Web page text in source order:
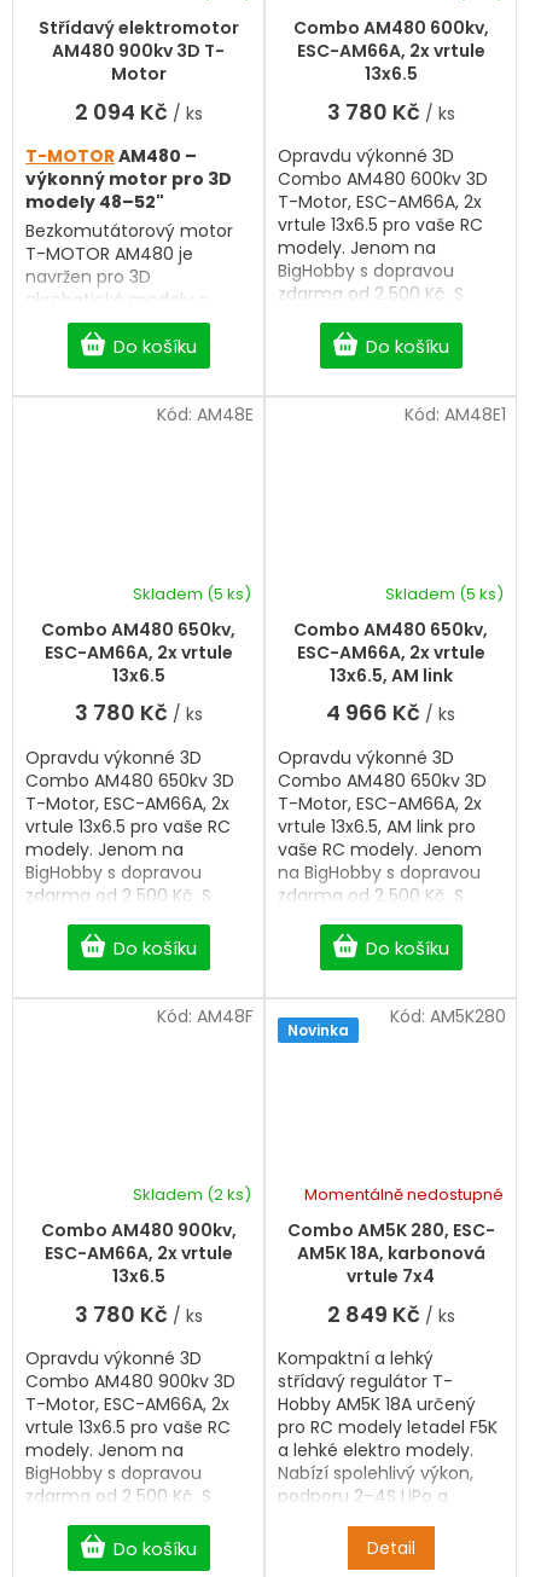
provedení podtrhují jeho
prémiové zpracování.
provedení podtrhují jeho
prémiové zpracování.
Střídavý elektromotor
AM480 900kv 3D T-
Motor
hodnocení
produktu
hvězdiček.
2 094 Kč / ks
Do košíku
T-MOTORAM480 –
výkonný motor pro 3D
modely 48–52"
Bezkomutátorový motor
T-MOTOR AM480 je
navržen pro 3D
akrobatické modely o
rozpětí 48–52". Díky
odlehčené konstrukci s
dutou hřídelí a
optimalizovanému
chlazení nabízí vysoký
a atraktivní dvoubarevné
provedení podtrhují jeho
prémiové zpracování.
Combo AM480 600kv,
ESC-AM66A, 2x vrtule
13x6.5
3 780 Kč / ks
Do košíku
Opravdu výkonné 3D
Combo AM480 600kv 3D
T-Motor, ESC-AM66A, 2x
vrtule 13x6.5 pro vaše RC
modely. Jenom na
BigHobby s dopravou
zdarma od 2 500 Kč. S
výběrem vám rádi
pomůžeme.
Combo AM480 650kv,
ESC-AM66A, 2x vrtule
13x6.5
Skladem (5 ks)
3 780 Kč / ks
Do košíku
Opravdu výkonné 3D
Combo AM480 650kv 3D
T-Motor, ESC-AM66A, 2x
vrtule 13x6.5 pro vaše RC
modely. Jenom na
BigHobby s dopravou
zdarma od 2 500 Kč. S
pomůžeme.
Kód: AM48E
Combo AM480 650kv,
ESC-AM66A, 2x vrtule
13x6.5, AM link
Skladem (5 ks)
4 966 Kč / ks
Do košíku
Opravdu výkonné 3D
Combo AM480 650kv 3D
T-Motor, ESC-AM66A, 2x
vrtule 13x6.5, AM link pro
vaše RC modely. Jenom
na BigHobby s dopravou
zdarma od 2 500 Kč. S
pomůžeme.
Kód: AM48E1
Combo AM480 900kv,
ESC-AM66A, 2x vrtule
13x6.5
Skladem (2 ks)
3 780 Kč / ks
Do košíku
Opravdu výkonné 3D
Combo AM480 900kv 3D
T-Motor, ESC-AM66A, 2x
vrtule 13x6.5 pro vaše RC
modely. Jenom na
BigHobby s dopravou
zdarma od 2 500 Kč. S
výběrem vám rádi
pomůžeme.
Kód: AM48F
Novinka
Combo AM5K 280, ESC-
AM5K 18A, karbonová
vrtule 7x4
Momentálně nedostupné
2 849 Kč / ks
Detail
Kompaktní a lehký
střídavý regulátor T-
Hobby AM5K 18A určený
pro RC modely letadel F5K
a lehké elektro modely.
Nabízí spolehlivý výkon,
podporu 2–4S LiPo a
Díky firmware BlHeli_S
umožňuje plynulý chod
Kód: AM5K280